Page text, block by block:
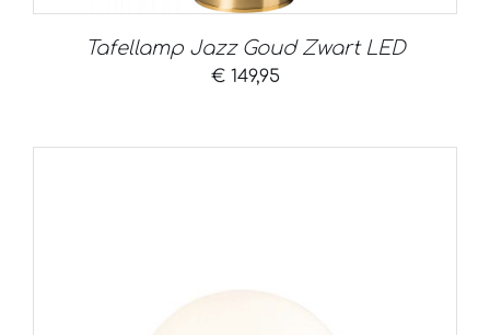
Tafellamp Jazz Goud Zwart LED
€149,95